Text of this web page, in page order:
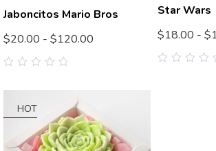
Jaboncitos Mario Bros
$20.00 - $120.00
Star Wars
$18.00 - $
HOT